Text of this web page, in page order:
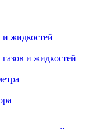
и жидкостей
и жидкостей